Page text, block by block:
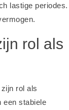
lastige periodes.
rol als
rol als
een stabiele